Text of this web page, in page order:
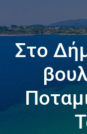
Στο